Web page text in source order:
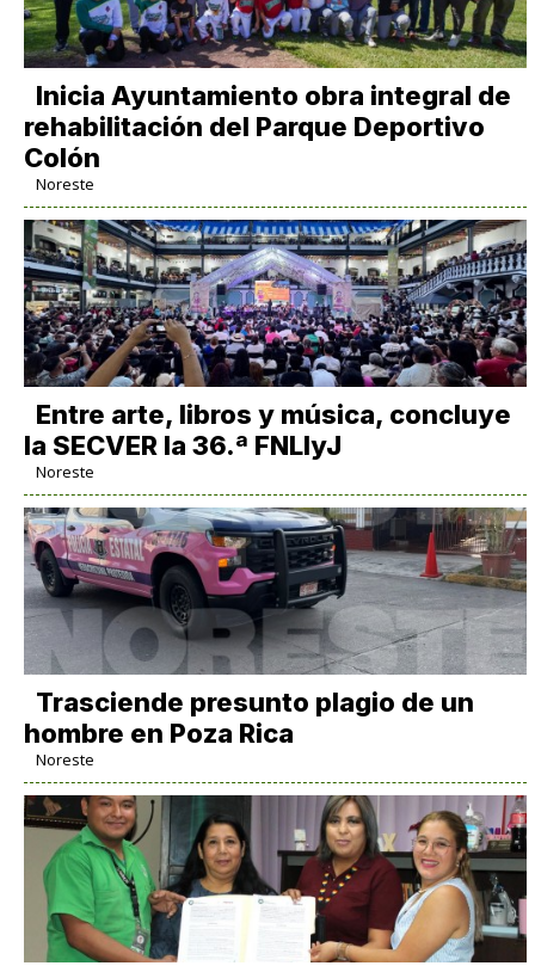
Inicia Ayuntamiento obra integral de
rehabilitación del Parque Deportivo
Colón
Noreste
Entre arte, libros y música, concluye
la SECVER la 36.ª FNLIyJ
Noreste
Trasciende presunto plagio de un
hombre en Poza Rica
Noreste